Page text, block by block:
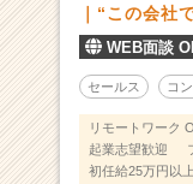
｜“この会社
WEB面談
セールス コ
リモートワーク
起業志望歓迎
初任給25万円以上